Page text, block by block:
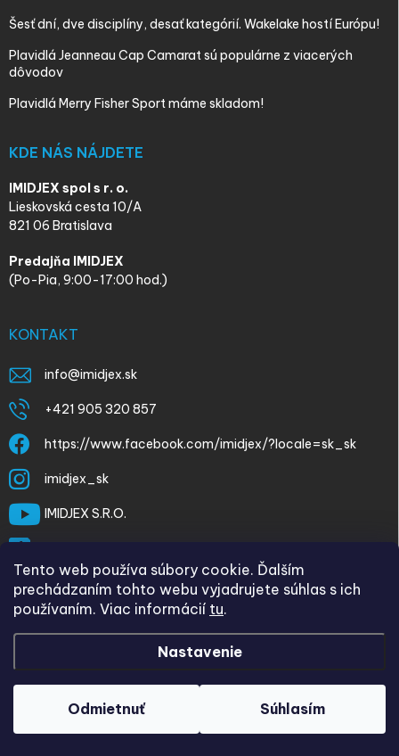
Tento web používa súbory cookie. Ďalším
prechádzaním tohto webu vyjadrujete súhlas s ich
používaním. Viac informácií tu.
Nastavenie
Odmietnuť Súhlasím
Šesť dní, dve disciplíny, desať kategórií. Wakelake hostí Európu!
Plavidlá Jeanneau Cap Camarat sú populárne z viacerých
dôvodov
Plavidlá Merry Fisher Sport máme skladom!
KDE NÁS NÁJDETE
IMIDJEX spol s r. o.
Lieskovská cesta 10/A
821 06 Bratislava
Predajňa IMIDJEX
(Po-Pia, 9:00-17:00 hod.)
KONTAKT
info@imidjex.sk
+421 905 320 857
https://www.facebook.com/imidjex/?locale=sk_sk
imidjex_sk
IMIDJEX S.R.O.
Vytvoril Shoptet
Copyright 2026imidjex.sk. Všetky práva vyhradené.Upraviť
nastavenie cookies